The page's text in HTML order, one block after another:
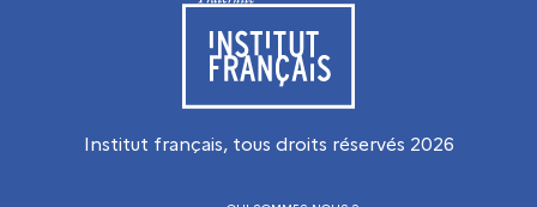
Visiter le site de l’Institut français
Institut français, tous droits réservés 2026